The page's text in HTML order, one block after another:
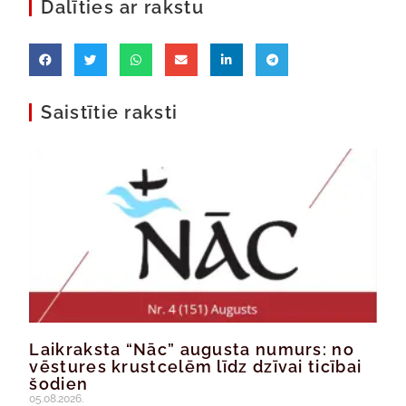
Dalīties ar rakstu
Saistītie raksti
Laikraksta “Nāc” augusta numurs: no
vēstures krustcelēm līdz dzīvai ticībai
šodien
05.08.2026.